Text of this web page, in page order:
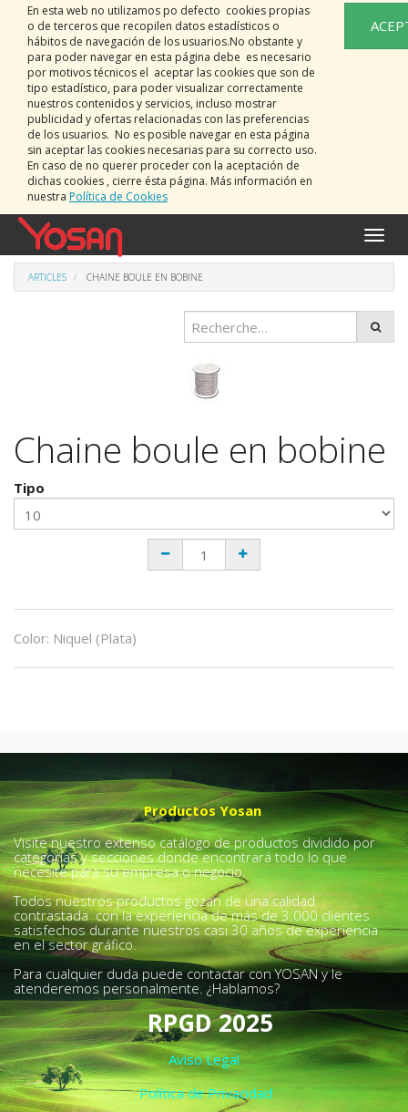
En esta web no utilizamos po defecto cookies propias
o de terceros que recopilen datos estadísticos o
hábitos de navegación de los usuarios.No obstante y
para poder navegar en esta página debe es necesario
por motivos técnicos el aceptar las cookies que son de
tipo estadístico, para poder visualizar correctamente
nuestros contenidos y servicios, incluso mostrar
publicidad y ofertas relacionadas con las preferencias
de los usuarios. No es posible navegar en esta página
sin aceptar las cookies necesarias para su correcto uso.
En caso de no querer proceder con la aceptación de
dichas cookies , cierre ésta página. Más información en
nuestra Política de Cookies
la
ARTICLES CHAINE BOULE EN BOBINE
Chaine boule en bobine
Tipo
Color: Niquel (Plata)
Productos Yosan
Visite nuestro extenso catálogo de productos dividido por
categorías y secciones donde encontrará todo lo que
necesite para su empresa o negocio.
Todos nuestros productos gozan de una calidad
contrastada con la experiencia de más de 3.000 clientes
satisfechos durante nuestros casi 30 años de experiencia
en el sector gráfico.
Para cualquier duda puede contactar con YOSAN y le
atenderemos personalmente. ¿Hablamos?
RPGD 2025
Aviso Legal
Política de Privacidad